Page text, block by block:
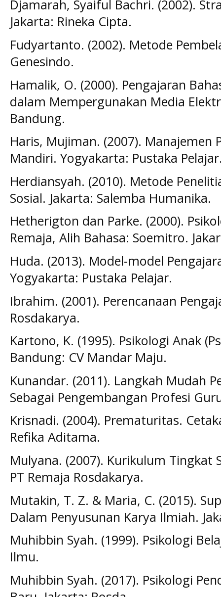
Djamarah, Syaiful Bachri. (2002).
Jakarta: Rineka Cipta.
Fudyartanto. (2002). Metode
Genesindo.
Hamalik, O. (2000). Pengajaran
dalam Mempergunakan Media
Bandung.
Haris, Mujiman. (2007). Manajemen
Mandiri. Yogyakarta: Pustaka
Herdiansyah. (2010). Metode
Sosial. Jakarta: Salemba Humanika.
Hetherigton dan Parke. (2000).
Remaja, Alih Bahasa: Soemitro.
Huda. (2013). Model-model
Yogyakarta: Pustaka Pelajar.
Ibrahim. (2001). Perencanaan
Rosdakarya.
Kartono, K. (1995). Psikologi Anak
Bandung: CV Mandar Maju.
Kunandar. (2011). Langkah Mudah
Sebagai Pengembangan Profesi
Krisnadi. (2004). Prematuritas.
Refika Aditama.
Mulyana. (2007). Kurikulum Tingkat
PT Remaja Rosdakarya.
Mutakin, T. Z. & Maria, C. (2015).
Dalam Penyusunan Karya Ilmiah.
Muhibbin Syah. (1999). Psikologi
Ilmu.
Muhibbin Syah. (2017). Psikologi